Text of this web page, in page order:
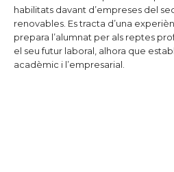
habilitats davant d’empreses del
renovables. Es tracta d’una
prepara l’alumnat per als reptes
el seu futur laboral, alhora que
acadèmic i l’empresarial.